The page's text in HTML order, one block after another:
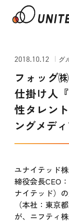
2018.10.12 グ
フォッグ
仕掛け人
性タレン
ングメデ
ユナイテッド
締役会長CEO
ナイテッド）
（本社：東京
が、ニフティ